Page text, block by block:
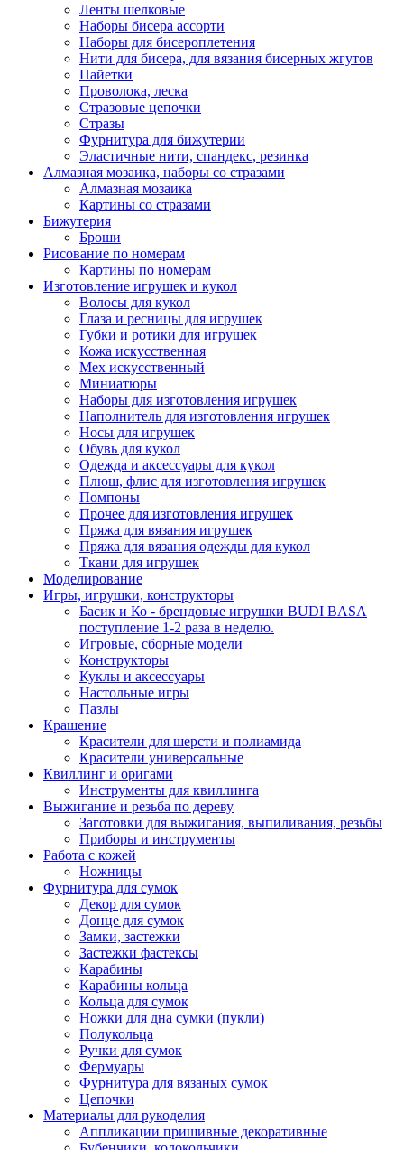
Ленты шелковые
Наборы бисера ассорти
Наборы для бисероплетения
Нити для бисера, для вязания бисерных жгутов
Пайетки
Проволока, леска
Стразовые цепочки
Стразы
Фурнитура для бижутерии
Эластичные нити, спандекс, резинка
Алмазная мозаика, наборы со стразами
Алмазная мозаика
Картины co стразами
Бижутерия
Броши
Рисование по номерам
Картины по номерам
Изготовление игрушек и кукол
Волосы для кукол
Глаза и ресницы для игрушек
Губки и ротики для игрушек
Кожа искусственная
Мех искусственный
Миниатюры
Наборы для изготовления игрушек
Наполнитель для изготовления игрушек
Носы для игрушек
Обувь для кукол
Одежда и аксессуары для кукол
Плюш, флис для изготовления игрушек
Помпоны
Прочее для изготовления игрушек
Пряжа для вязания игрушек
Пряжа для вязания одежды для кукол
Ткани для игрушек
Моделирование
Игры, игрушки, конструкторы
Басик и Ко - брендовые игрушки BUDI BASA
поступление 1-2 раза в неделю.
Игровые, сборные модели
Конструкторы
Куклы и аксессуары
Настольные игры
Пазлы
Крашение
Красители для шерсти и полиамида
Красители универсальные
Квиллинг и оригами
Инструменты для квиллинга
Выжигание и резьба по дереву
Заготовки для выжигания, выпиливания, резьбы
Приборы и инструменты
Работа с кожей
Ножницы
Фурнитура для сумок
Декор для сумок
Донце для сумок
Замки, застежки
Застежки фастексы
Карабины
Карабины кольца
Кольца для сумок
Ножки для дна сумки (пукли)
Полукольца
Ручки для сумок
Фермуары
Фурнитура для вязаных сумок
Цепочки
Материалы для рукоделия
Аппликации пришивные декоративные